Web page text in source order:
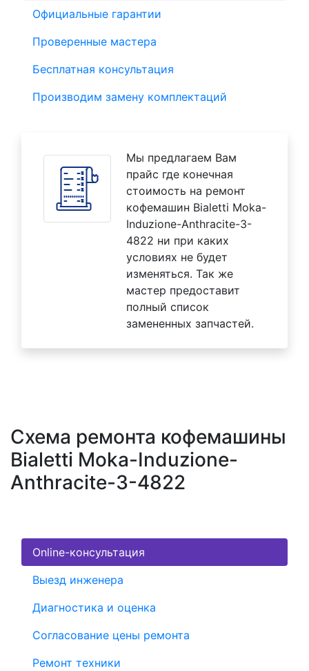
Официальные гарантии
Проверенные мастера
Бесплатная консультация
Производим замену комплектаций
Мы предлагаем Вам
прайс где конечная
стоимость на ремонт
кофемашин Bialetti Moka-
Induzione-Anthracite-3-
4822 ни при каких
условиях не будет
изменяться. Так же
мастер предоставит
полный список
замененных запчастей.
Схема ремонта кофемашины
Bialetti Moka-Induzione-
Anthracite-3-4822
Online-консультация
Выезд инженера
Диагностика и оценка
Согласование цены ремонта
Ремонт техники